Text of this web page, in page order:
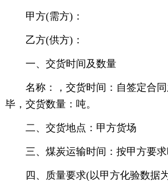
甲方(需方)：
乙方(供方)：
一、交货时间及数量
名称：，交货时间：自签定合
毕，交货数量：吨。
二、交货地点：甲方货场
三、煤炭运输时间：按甲方要求
四、质量要求(以甲方化验数据